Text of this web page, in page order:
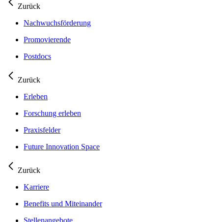
Zurück
Nachwuchsförderung
Promovierende
Postdocs
Zurück
Erleben
Forschung erleben
Praxisfelder
Future Innovation Space
Zurück
Karriere
Benefits und Miteinander
Stellenangebote